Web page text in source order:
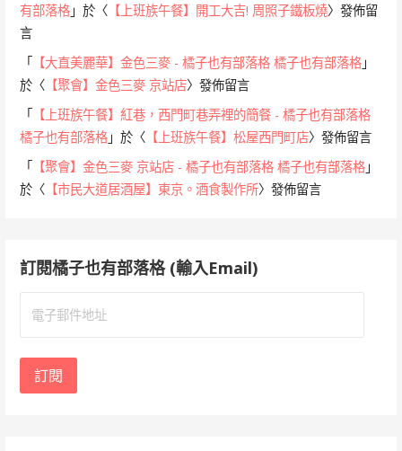
有部落格 」於〈 【上班族午餐】開工大吉! 周照子鐵板燒〉發佈留
言
「 【大直美麗華】金色三麥 - 橘子也有部落格 橘子也有部落格 」
於〈 【聚會】金色三麥 京站店〉發佈留言
「 【上班族午餐】紅巷，西門町巷弄裡的簡餐 - 橘子也有部落格
橘子也有部落格 」於〈 【上班族午餐】松屋西門町店〉發佈留言
「 【聚會】金色三麥 京站店 - 橘子也有部落格 橘子也有部落格 」
於〈 【市民大道居酒屋】東京。酒食製作所〉發佈留言
訂閱橘子也有部落格 (輸入Email)
地
訂閱